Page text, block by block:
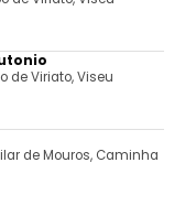
de Viriato, Viseu
de Mouros, Caminha